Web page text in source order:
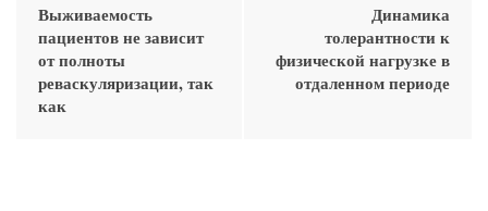
Выживаемость
пациентов не зависит
от полноты
реваскуляризации, так
как
Динамика
толерантности к
физической нагрузке в
отдаленном периоде